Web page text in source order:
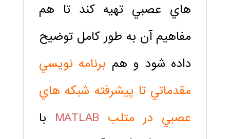
هاي عصبي تهيه كند تا هم
مفاهيم آن به طور كامل توضيح
داده شود و هم برنامه نويسي
مقدماتي تا پيشرفته شبكه هاي
عصبي در متلب MATLAB با